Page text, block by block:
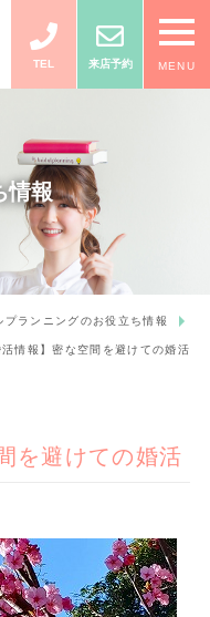
TEL 来店予約 MENU
情報
ランニングのお役立ち情報
活情報】密な空間を避けての婚活
を避けての婚活